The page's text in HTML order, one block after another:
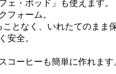
・ポッド」も使えます。
フォーム。
となく、いれたてのまま
安全。
コーヒーも簡単に作れます